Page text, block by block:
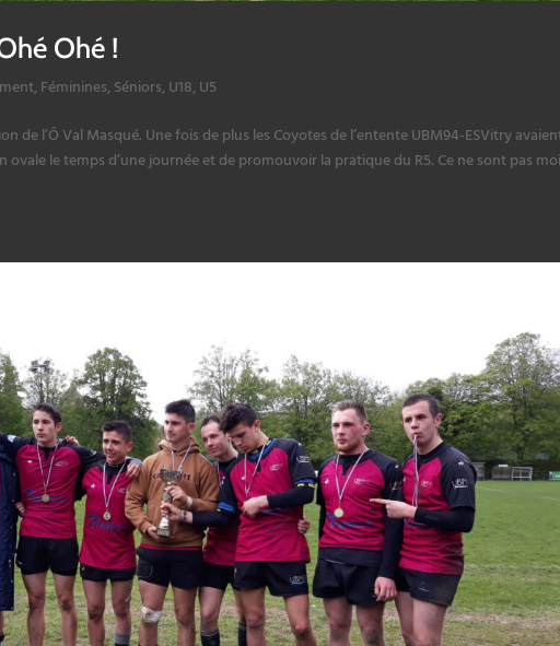
Ohé !
,Féminines,Séniors,U18,U5
de l’Ô Val Masqué. Une fois de plus les Coyotes de l’entente UBM94-ESVitry
le temps d’une journée et de promouvoir la pratique du R5. Ce ne sont pas